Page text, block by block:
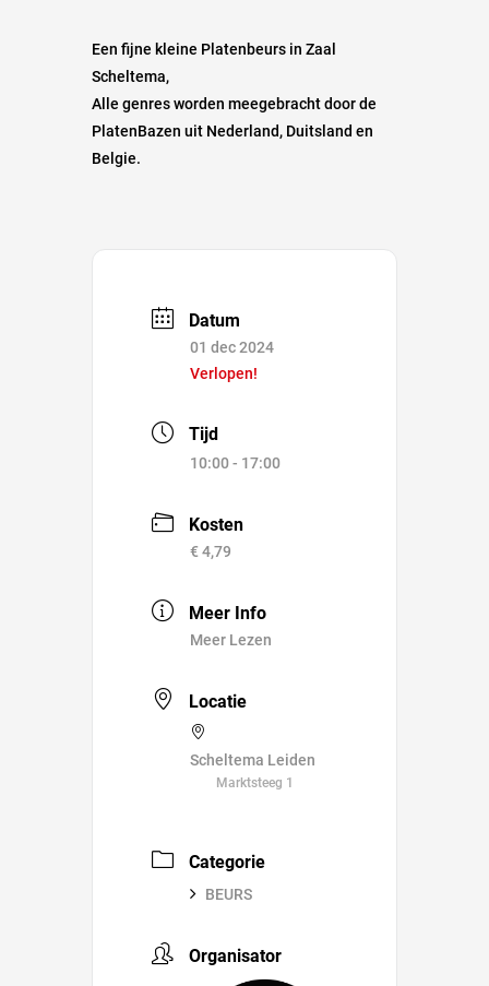
Een fijne kleine Platenbeurs in Zaal
Scheltema,
Alle genres worden meegebracht door de
PlatenBazen uit Nederland, Duitsland en
Belgie.
Datum
01 dec 2024
Verlopen!
Tijd
10:00 - 17:00
Kosten
€ 4,79
Meer Info
Meer Lezen
Locatie
Scheltema Leiden
Marktsteeg 1
Categorie
BEURS
Organisator